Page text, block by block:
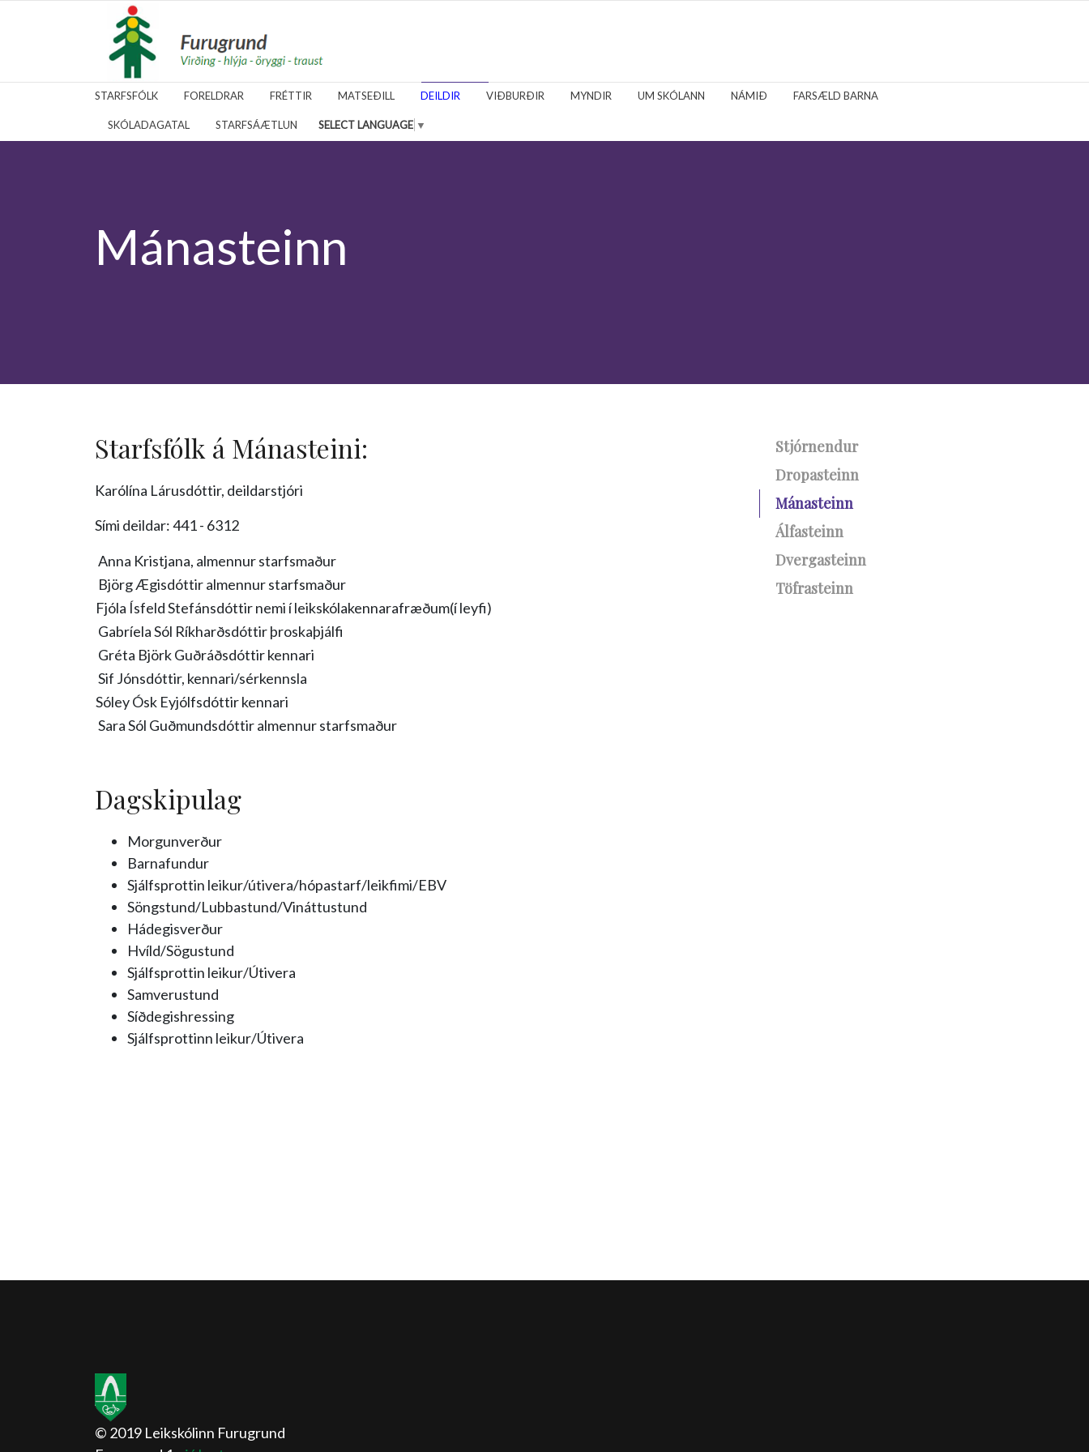
fara á forsíðu
STARFSFÓLK FORELDRAR FRÉTTIR MATSEÐILL DEILDIR VIÐBURÐIR MYNDIR UM SKÓLANN NÁMIÐ FARSÆLD BARNA
SKÓLADAGATAL STARFSÁÆTLUN SELECT LANGUAGE ▼
Mánasteinn
Starfsfólk á Mánasteini:
Karólína Lárusdóttir, deildarstjóri
Sími deildar: 441 - 6312
Anna Kristjana, almennur starfsmaður
Björg Ægisdóttir almennur starfsmaður
Fjóla Ísfeld Stefánsdóttir nemi í leikskólakennarafræðum(í leyfi)
Gabríela Sól Ríkharðsdóttir þroskaþjálfi
Gréta Björk Guðráðsdóttir kennari
Sif Jónsdóttir, kennari/sérkennsla
Sóley Ósk Eyjólfsdóttir kennari
Sara Sól Guðmundsdóttir almennur starfsmaður
Dagskipulag
Morgunverður
Barnafundur
Sjálfsprottin leikur/útivera/hópastarf/leikfimi/EBV
Söngstund/Lubbastund/Vináttustund
Hádegisverður
Hvíld/Sögustund
Sjálfsprottin leikur/Útivera
Samverustund
Síðdegishressing
Sjálfsprottinn leikur/Útivera
Stjórnendur
Dropasteinn
Mánasteinn
Álfasteinn
Dvergasteinn
Töfrasteinn
© 2019 Leikskólinn Furugrund